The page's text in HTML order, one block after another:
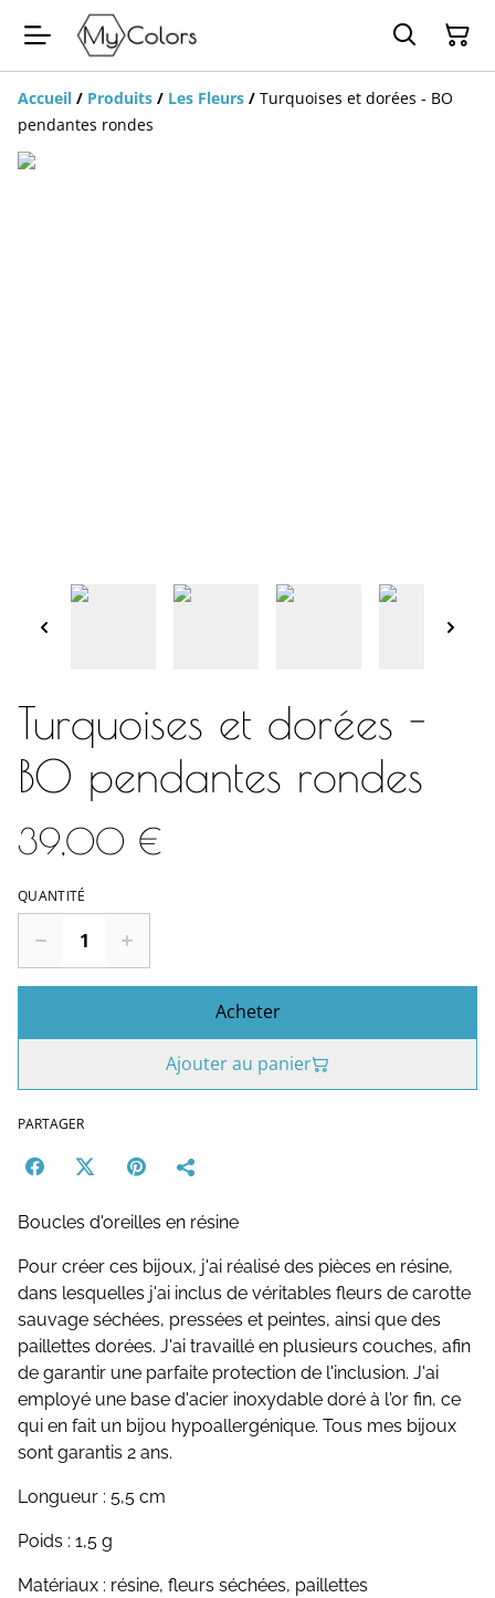
Accueil / Produits / Les Fleurs / Turquoises et dorées - BO
pendantes rondes
Turquoises et dorées -
BO pendantes rondes
39,00 €
QUANTITÉ
Acheter
Ajouter au panier
PARTAGER
Boucles d'oreilles en résine
Pour créer ces bijoux, j'ai réalisé des pièces en résine,
dans lesquelles j'ai inclus de véritables fleurs de carotte
sauvage séchées, pressées et peintes, ainsi que des
paillettes dorées. J'ai travaillé en plusieurs couches, afin
de garantir une parfaite protection de l'inclusion. J'ai
employé une base d'acier inoxydable doré à l'or fin, ce
qui en fait un bijou hypoallergénique. Tous mes bijoux
sont garantis 2 ans.
Longueur : 5,5 cm
Poids : 1,5 g
Matériaux : résine, fleurs séchées, paillettes